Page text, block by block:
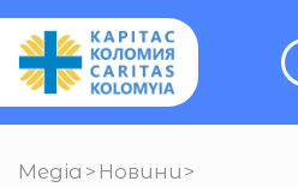
Медіа > Новини >